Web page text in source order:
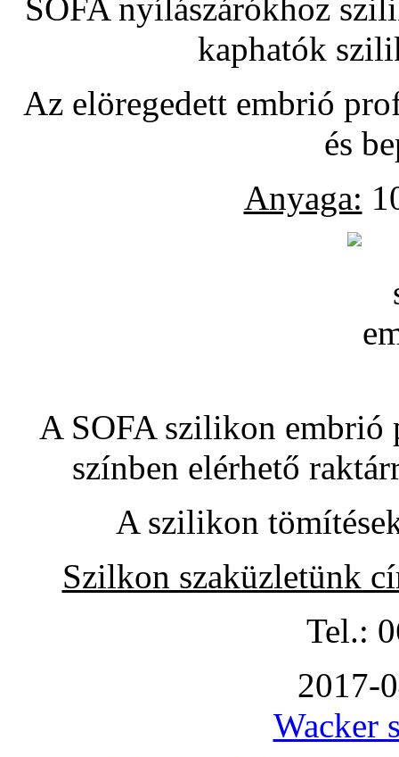
SOFA nyílászárókhoz
kaphatók
Az elöregedett embrió
és
Anyaga:
A SOFA szilikon embrió
színben elérhető
A szilikon
Szilkon szaküzletünk
Tel.:
2017-
Wacker